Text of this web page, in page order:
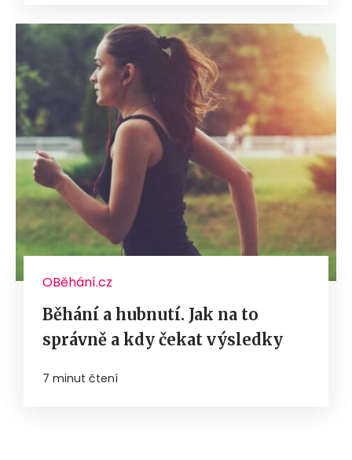
OBěhání.cz
Běhání a hubnutí. Jak na to
správně a kdy čekat výsledky
7 minut čtení